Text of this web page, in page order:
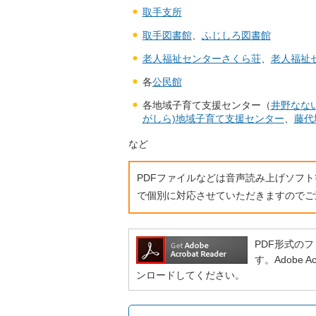
取手支所
取手図書館、 ふじしろ図書館
老人福祉センターさくら荘、 老人福祉
各公民館
各地域子育て支援センター（井野なな
がしら)地域子育て支援センター
藤代
など
PDFファイルなどは音声読み上げソフ
で個別に対応させていただきますので
PDF形式の
す。Adobe
ンロードしてください。